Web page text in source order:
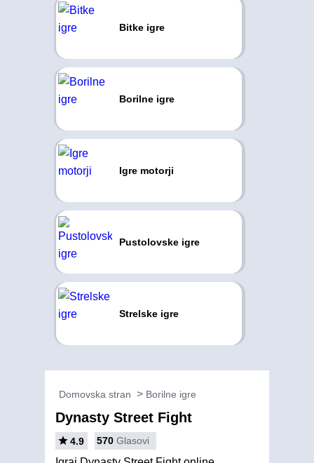
Bitke igre
Borilne igre
Igre motorji
Pustolovske igre
Strelske igre
Domovska stran Borilne igre
Dynasty Street Fight
4.9 570 Glasovi